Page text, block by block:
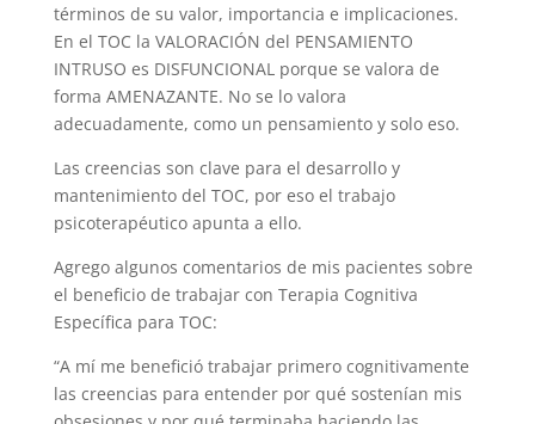
términos de su valor, importancia e implicaciones.
En el TOC la VALORACIÓN del PENSAMIENTO
INTRUSO es DISFUNCIONAL porque se valora de
forma AMENAZANTE. No se lo valora
adecuadamente, como un pensamiento y solo eso.
Las creencias son clave para el desarrollo y
mantenimiento del TOC, por eso el trabajo
psicoterapéutico apunta a ello.
Agrego algunos comentarios de mis pacientes sobre
el beneficio de trabajar con Terapia Cognitiva
Específica para TOC:
“A mí me benefició trabajar primero cognitivamente
las creencias para entender por qué sostenían mis